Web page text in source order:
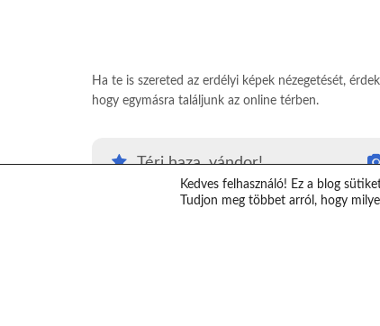
Ha te is szereted az erdélyi képek nézegetését,
hogy egymásra találjunk az online térben.
Térj haza, vándor!
#Térjhazavándor
Kedves felhasználó! Ez a blog
Tudjon meg többet arról, hogy